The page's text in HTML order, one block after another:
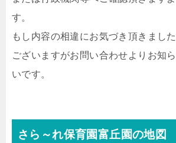
す。
もし内容の相違にお気づき頂きまし
ございますがお問い合わせよりお知
いです。
さら～れ保育園富丘園の地図